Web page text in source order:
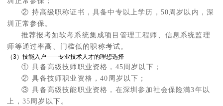
② 持高级职称证书，具备中专以上学历，50周岁以内，深
圳正常参保。
推荐报考如软考系统集成项目管理工程师、信息系统监理
师等通过率高、门槛低的职称考试。
（3）技能入户——专业技术人才的理想选择
① 具备高级技师职业资格，45周岁以下；
② 具备技师职业资格，40周岁以下；
③ 具备高级技能职业资格，在深圳参加社会保险满3年以
上，35周岁以下。